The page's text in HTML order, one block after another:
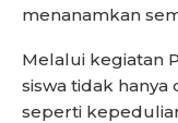
menanamkan
Melalui kegiatan
siswa tidak hanya
seperti